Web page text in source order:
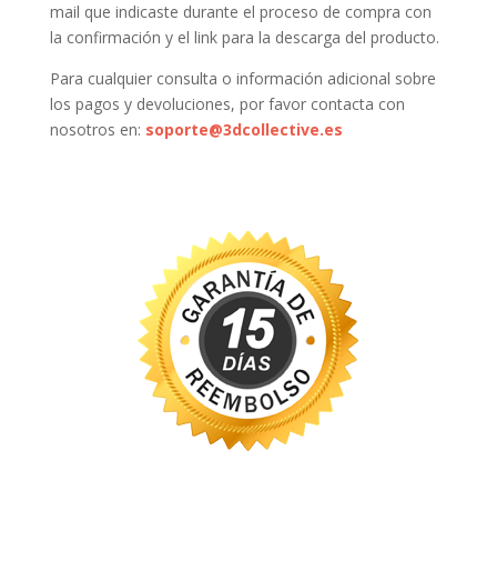
mail que indicaste durante el proceso de compra con
la confirmación y el link para la descarga del producto.
Para cualquier consulta o información adicional sobre
los pagos y devoluciones, por favor contacta con
nosotros en: soporte@3dcollective.es